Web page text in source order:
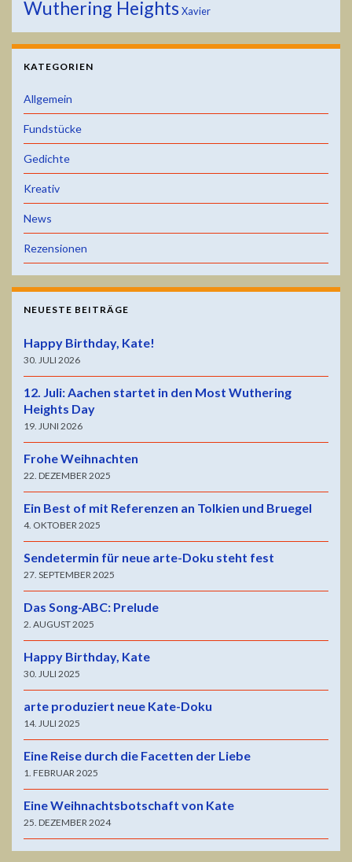
Wuthering Heights Xavier
KATEGORIEN
Allgemein
Fundstücke
Gedichte
Kreativ
News
Rezensionen
NEUESTE BEITRÄGE
Happy Birthday, Kate!
30. JULI 2026
12. Juli: Aachen startet in den Most Wuthering
Heights Day
19. JUNI 2026
Frohe Weihnachten
22. DEZEMBER 2025
Ein Best of mit Referenzen an Tolkien und Bruegel
4. OKTOBER 2025
Sendetermin für neue arte-Doku steht fest
27. SEPTEMBER 2025
Das Song-ABC: Prelude
2. AUGUST 2025
Happy Birthday, Kate
30. JULI 2025
arte produziert neue Kate-Doku
14. JULI 2025
Eine Reise durch die Facetten der Liebe
1. FEBRUAR 2025
Eine Weihnachtsbotschaft von Kate
25. DEZEMBER 2024